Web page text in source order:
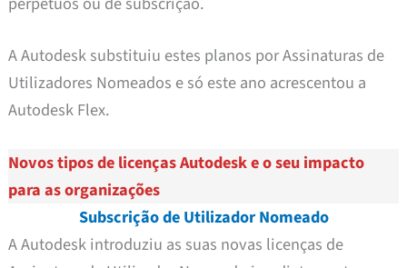
A Autodesk substituiu estes planos por Assinaturas de
Utilizadores Nomeados e só este ano acrescentou a
Autodesk Flex.
Novos tipos de licenças Autodesk e o seu impacto
para as organizações
Subscrição de Utilizador Nomeado
A Autodesk introduziu as suas novas licenças de